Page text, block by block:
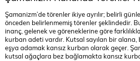
Şamanizm’de törenler ikiye ayrılır; belirli
önceden belirlenmemiş törenler şeklindedir.
inanç, gelenek ve göreneklerine göre
kurban adeti vardır. Kutsal sayılan bir alana,
eşya adamak kansız kurban olarak geçer.
kutsal ağaçlara bez bağlamakta kansız